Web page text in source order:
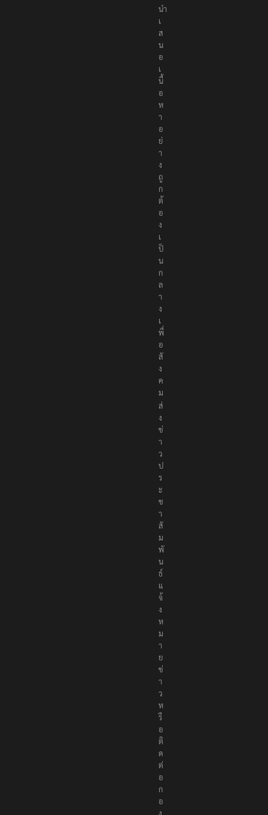
ที่
นำ
เ
ส
น
อ
เ
นื้
อ
ห
า
อ
ย่
า
ง
ถู
ก
ต้
อ
ง
เ
ป็
น
ก
ล
า
ง
เ
พื่
อ
สั
ง
ค
ม
ส่
ง
ข่
า
ว
ป
ร
ะ
ช
า
สั
ม
พั
น
ธ์
แ
จ้
ง
ห
ม
า
ย
ข่
า
ว
ห
รื
อ
ติ
ด
ต่
อ
ก
อ